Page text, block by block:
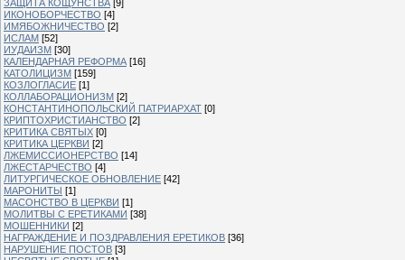
ЗАЩИТА КОЩУНСТВА [9]
ИКОНОБОРЧЕСТВО [4]
ИМЯБОЖНИЧЕСТВО [2]
ИСЛАМ [52]
ИУДАИЗМ [30]
КАЛЕНДАРНАЯ РЕФОРМА [16]
КАТОЛИЦИЗМ [159]
КОЗЛОГЛАСИЕ [1]
КОЛЛАБОРАЦИОНИЗМ [2]
КОНСТАНТИНОПОЛЬСКИЙ ПАТРИАРХАТ [0]
КРИПТОХРИСТИАНСТВО [2]
КРИТИКА СВЯТЫХ [0]
КРИТИКА ЦЕРКВИ [2]
ЛЖЕМИССИОНЕРСТВО [14]
ЛЖЕСТАРЧЕСТВО [4]
ЛИТУРГИЧЕСКОЕ ОБНОВЛЕНИЕ [42]
МАРОНИТЫ [1]
МАСОНСТВО В ЦЕРКВИ [1]
МОЛИТВЫ С ЕРЕТИКАМИ [38]
МОШЕННИКИ [2]
НАГРАЖДЕНИЕ И ПОЗДРАВЛЕНИЯ ЕРЕТИКОВ [36]
НАРУШЕНИЕ ПОСТОВ [3]